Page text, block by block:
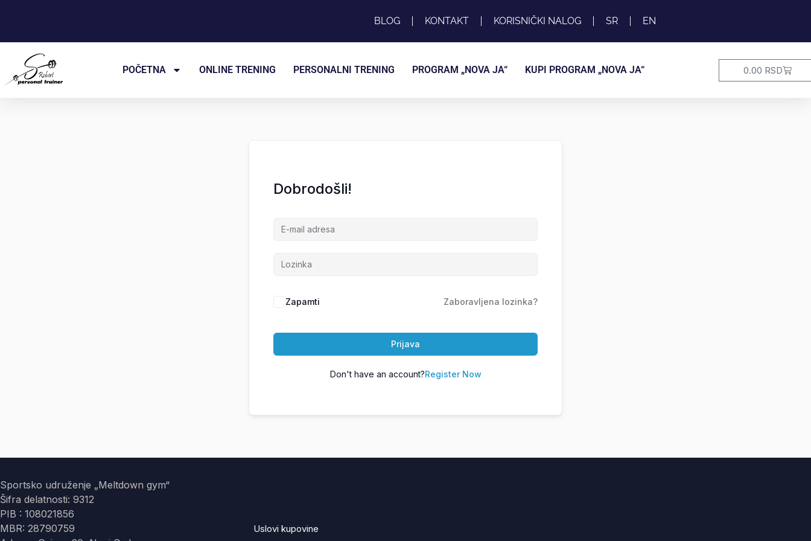
BLOG KONTAKT KORISNIČKI NALOG SR EN
POČETNA ONLINE TRENING PERSONALNI TRENING PROGRAM „NOVA JA“ KUPI PROGRAM „NOVA JA“ 0.00 RSDCart
Dobrodošli!
Zapamti Zaboravljena lozinka?
Prijava
Don't have an account?Register Now
Sportsko udruženje „Meltdown gym“
Šifra delatnosti: 9312
PIB : 108021856
MBR: 28790759
Uslovi kupovine